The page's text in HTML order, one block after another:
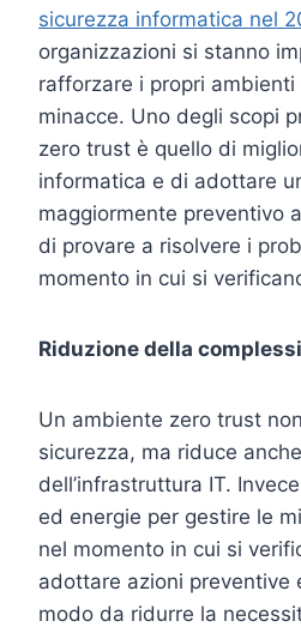
sicurezza informatica nel
organizzazioni si stanno
rafforzare i propri
minacce. Uno degli scopi
zero trust è quello di
informatica e di adottare
maggiormente preventivo
di provare a risolvere i
momento in cui si
Riduzione della
Un ambiente zero trust
sicurezza, ma riduce
dell’infrastruttura IT.
ed energie per gestire le
nel momento in cui si
adottare azioni preventive
modo da ridurre la